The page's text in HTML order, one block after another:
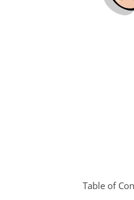
Table of